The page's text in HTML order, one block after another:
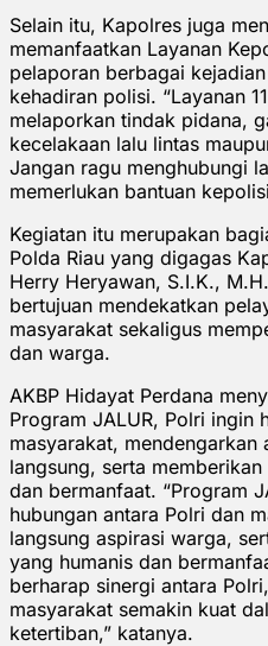
Selain itu, Kapolres juga
memanfaatkan Layanan
pelaporan berbagai
kehadiran polisi. “Layanan
melaporkan tindak pidana,
kecelakaan lalu lintas
Jangan ragu menghubungi
memerlukan bantuan
Kegiatan itu merupakan
Polda Riau yang digagas
Herry Heryawan, S.I.K.,
bertujuan mendekatkan
masyarakat sekaligus
dan warga.
AKBP Hidayat Perdana
Program JALUR, Polri ingin
masyarakat, mendengarkan
langsung, serta
dan bermanfaat. “Program
hubungan antara Polri dan
langsung aspirasi warga,
yang humanis dan
berharap sinergi antara
masyarakat semakin kuat
ketertiban,” katanya.